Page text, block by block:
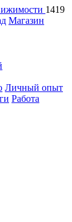
1419
Магазин
Личный опыт
Работа